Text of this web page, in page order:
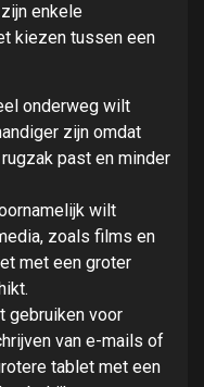
enkele
kiezen tussen een
onderweg wilt
zijn omdat
past en minder
wilt
zoals films en
met een groter
gebruiken voor
van e-mails of
tablet met een